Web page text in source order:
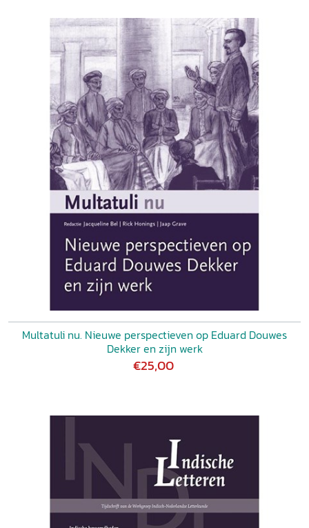
Multatuli nu. Nieuwe perspectieven op Eduard Douwes
Dekker en zijn werk
€25,00